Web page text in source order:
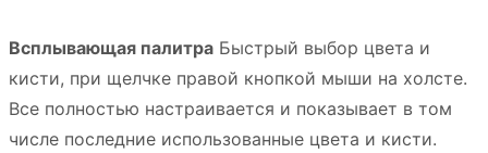
Всплывающая палитра Быстрый выбор цвета и
кисти, при щелчке правой кнопкой мыши на холсте.
Все полностью настраивается и показывает в том
числе последние использованные цвета и кисти.